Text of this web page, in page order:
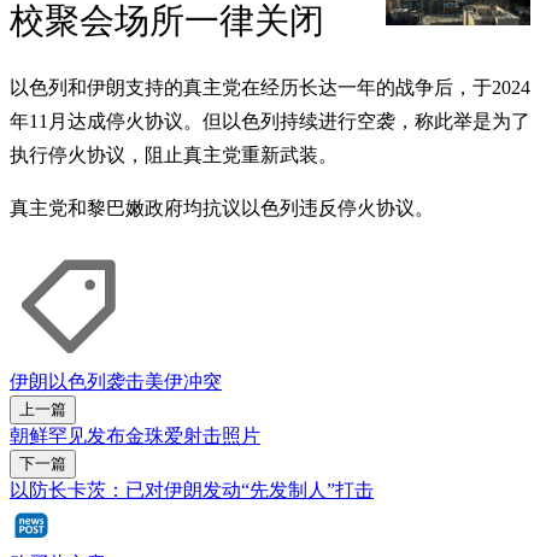
校聚会场所一律关闭
以色列和伊朗支持的真主党在经历长达一年的战争后，于2024
年11月达成停火协议。但以色列持续进行空袭，称此举是为了
执行停火协议，阻止真主党重新武装。
真主党和黎巴嫩政府均抗议以色列违反停火协议。
伊朗以色列 袭击美伊冲突
上一篇
朝鲜罕见发布金珠爱射击照片
下一篇
以防长卡茨：已对伊朗发动“先发制人”打击